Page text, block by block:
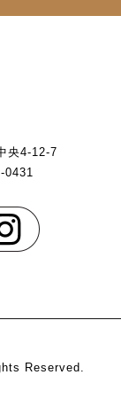
）
口座番号，
の個人情報
含む取引記
報提供元，
す。
スやソフト
告の履歴，
末の通信状
ます），IP
央4-12-7
Reserved.